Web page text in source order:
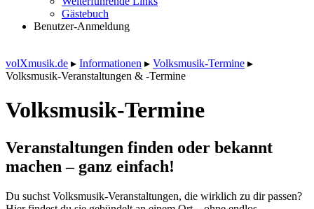
Gästebuch
Benutzer-Anmeldung
volXmusik.de ▸ Informationen ▸ Volksmusik-Termine ▸
Volksmusik-Veranstaltungen & -Termine
Volksmusik-Termine
Veranstaltungen finden oder bekannt
machen – ganz einfach!
Du suchst Volksmusik-Veranstaltungen, die wirklich zu dir passen?